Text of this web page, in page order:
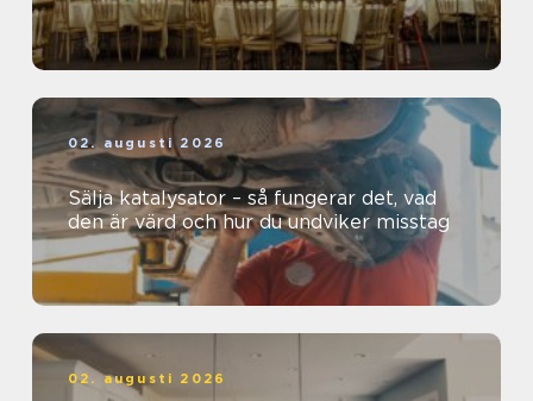
02. augusti 2026
Sälja katalysator – så fungerar det, vad
den är värd och hur du undviker misstag
02. augusti 2026